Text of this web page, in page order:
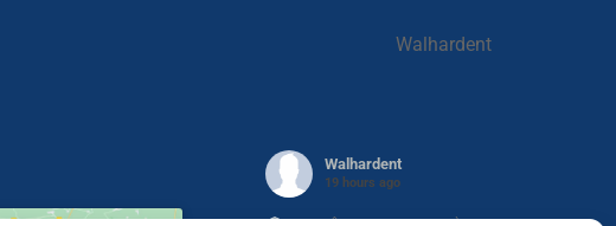
Walhardent
Walhardent
19 hours ago